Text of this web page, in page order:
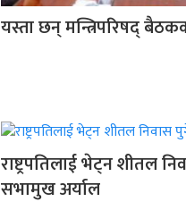
यस्ता छन् मन्त्रिपरिषद्
राष्ट्रपतिलाई भेट्न शीतल
सभामुख अर्याल